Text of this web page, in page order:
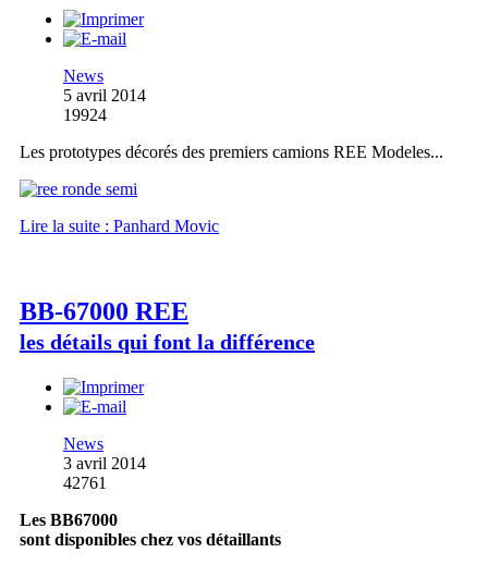
News
5 avril 2014
19924
Les prototypes décorés des premiers camions REE Modeles...
Lire la suite : Panhard Movic
BB-67000 REE
les détails qui font la différence
News
3 avril 2014
42761
Les BB67000
sont disponibles chez vos détaillants